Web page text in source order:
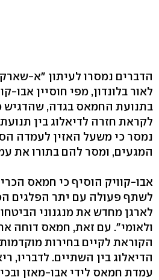
הדברים נמסרו לעיתון "א-
לאור בלונדון, מפי חוסיין אבו-
בתנועת החמאס בגדה, שהדגיש
לקראת חזרה לדיאלוג בין
נמסר כי משעל האזין לעמדה
המגעים, ומסר להם בתורו את
אבו-קוויק הוסיף כי חמאס
לשתף פעולה עם יתר הפלגים
לארגן מחדש את מנגנוני
ולאומי". עם זאת, חמאס דוחה
הקוראת לקיים בחירות
הדיאלוג בין השתיים. לדבריו,
עמדת חמאס לידי אבו-מאזן